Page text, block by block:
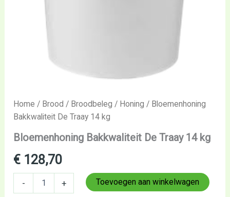
Home / Brood / Broodbeleg / Honing / Bloemenhoning
Bakkwaliteit De Traay 14 kg
Bloemenhoning Bakkwaliteit De Traay 14 kg
€ 128,70
- + Toevoegen aan winkelwagen